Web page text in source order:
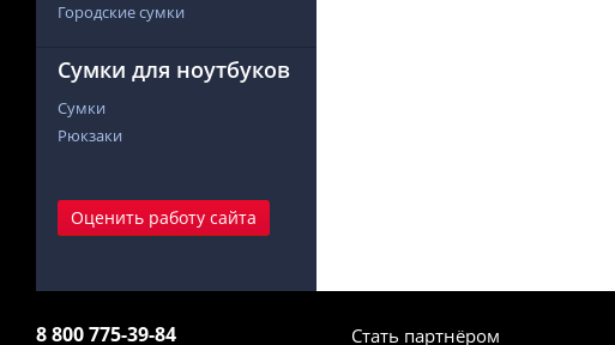
Городские сумки
Сумки для ноутбуков
Сумки
Рюкзаки
Оценить работу сайта
8 800 775-39-84 Стать партнёром